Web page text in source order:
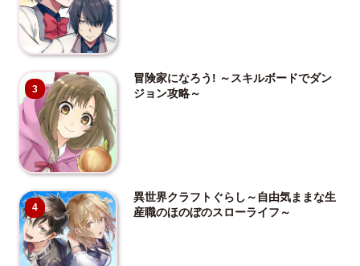
3
冒険家になろう! ～スキルボードでダン
ジョン攻略～
4
異世界クラフトぐらし～自由気ままな生
産職のほのぼのスローライフ～